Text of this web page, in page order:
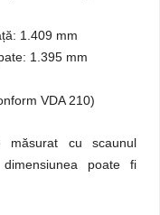
1.409 mm
1.395 mm
VDA 210)
măsurat cu scaunul
poate fi